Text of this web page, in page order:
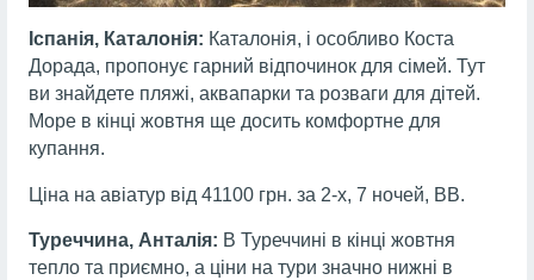
Іспанія, Каталонія: Каталонія, і особливо Коста
Дорада, пропонує гарний відпочинок для сімей. Тут
ви знайдете пляжі, аквапарки та розваги для дітей.
Море в кінці жовтня ще досить комфортне для
купання.
Ціна на авіатур від 41100 грн. за 2-х, 7 ночей, ВВ.
Туреччина, Анталія: В Туреччині в кінці жовтня
тепло та приємно, а ціни на тури значно нижні в